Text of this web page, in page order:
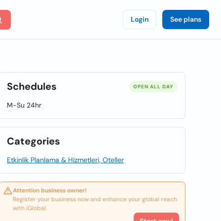
Login See plans
Schedules OPEN ALL DAY
M-Su 24hr
Categories
Etkinlik Planlama & Hizmetleri, Oteller
Attention business owner!
Register your business now and enhance your global reach
with iGlobal.